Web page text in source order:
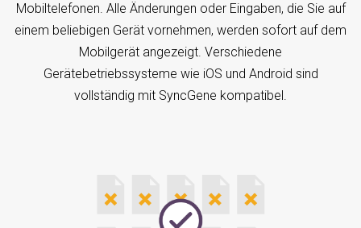
Mobiltelefonen. Alle Änderungen oder Eingaben, die Sie auf
einem beliebigen Gerät vornehmen, werden sofort auf dem
Mobilgerät angezeigt. Verschiedene
Gerätebetriebssysteme wie iOS und Android sind
vollständig mit SyncGene kompatibel.